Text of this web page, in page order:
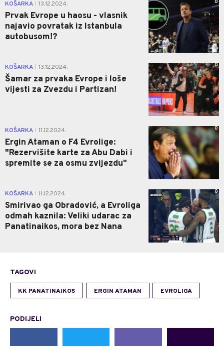
KOŠARKA 13.12.2024.
Prvak Evrope u haosu - vlasnik
najavio povratak iz Istanbula
autobusom!?
0
KOŠARKA 13.12.2024.
Šamar za prvaka Evrope i loše
vijesti za Zvezdu i Partizan!
0
KOŠARKA 11.12.2024.
Ergin Ataman o F4 Evrolige:
"Rezervišite karte za Abu Dabi i
spremite se za osmu zvijezdu"
0
KOŠARKA 11.12.2024.
Smirivao ga Obradović, a Evroliga
odmah kaznila: Veliki udarac za
Panatinaikos, mora bez Nana
0
TAGOVI
KK PANATINAIKOS ERGIN ATAMAN EVROLIGA
PODIJELI